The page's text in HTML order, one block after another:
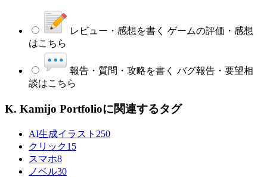
レビュー・感想を書く ゲームの評価・感想
はこちら
報告・質問・攻略を書く バグ報告・要望相
談はこちら
K. Kamijo Portfolioに関連するタグ
AI生成イラスト 250
クリック15
スマホ8
ノベル30